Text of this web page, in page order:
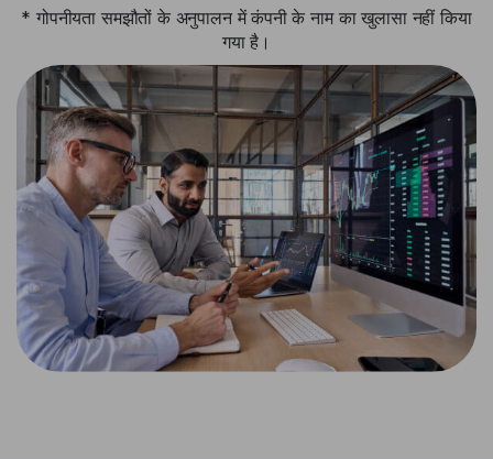
* गोपनीयता समझौतों के अनुपालन में कंपनी के नाम का खुलासा नहीं किया
गया है।